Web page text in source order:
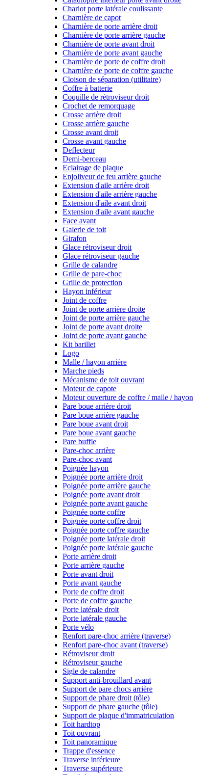
Chariot porte latérale coulissante
Charnière de capot
Charnière de porte arrière droit
Charnière de porte arrière gauche
Charnière de porte avant droit
Charnière de porte avant gauche
Charnière de porte de coffre droit
Charnière de porte de coffre gauche
Cloison de séparation (utilitaire)
Coffre à batterie
Coquille de rétroviseur droit
Crochet de remorquage
Crosse arrière droit
Crosse arrière gauche
Crosse avant droit
Crosse avant gauche
Deflecteur
Demi-berceau
Eclairage de plaque
Enjoliveur de feu arrière gauche
Extension d'aile arrière droit
Extension d'aile arrière gauche
Extension d'aile avant droit
Extension d'aile avant gauche
Face avant
Galerie de toit
Girafon
Glace rétroviseur droit
Glace rétroviseur gauche
Grille de calandre
Grille de pare-choc
Grille de protection
Hayon inférieur
Joint de coffre
Joint de porte arrière droite
Joint de porte arrière gauche
Joint de porte avant droite
Joint de porte avant gauche
Kit barillet
Logo
Malle / hayon arrière
Marche pieds
Mécanisme de toit ouvrant
Moteur de capote
Moteur ouverture de coffre / malle / hayon
Pare boue arrière droit
Pare boue arrière gauche
Pare boue avant droit
Pare boue avant gauche
Pare buffle
Pare-choc arrière
Pare-choc avant
Poignée hayon
Poignée porte arrière droit
Poignée porte arrière gauche
Poignée porte avant droit
Poignée porte avant gauche
Poignée porte coffre
Poignée porte coffre droit
Poignée porte coffre gauche
Poignée porte latérale droit
Poignée porte latérale gauche
Porte arrière droit
Porte arrière gauche
Porte avant droit
Porte avant gauche
Porte de coffre droit
Porte de coffre gauche
Porte latérale droit
Porte latérale gauche
Porte vélo
Renfort pare-choc arrière (traverse)
Renfort pare-choc avant (traverse)
Rétroviseur droit
Rétroviseur gauche
Sigle de calandre
Support anti-brouillard avant
Support de pare chocs arrière
Support de phare droit (tôle)
Support de phare gauche (tôle)
Support de plaque d'immatriculation
Toit hardtop
Toit ouvrant
Toit panoramique
Trappe d'essence
Traverse inférieure
Traverse supérieure